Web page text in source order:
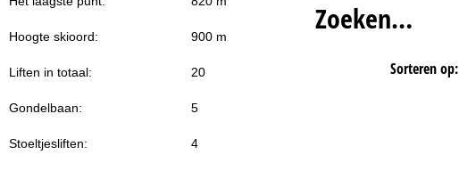
Hoogte skioord: 900 m
Liften in totaal: 20
Gondelbaan: 5
Stoeltjesliften: 4
Zoeken…
Sorteren op: